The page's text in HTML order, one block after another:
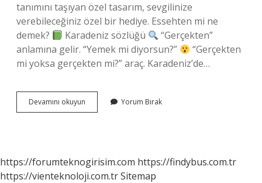
tanımını taşıyan özel tasarım, sevgilinize
verebileceğiniz özel bir hediye. Essehten mi ne
demek?
Karadeniz sözlüğü
“Gerçekten”
anlamına gelir. “Yemek mi diyorsun?”
“Gerçekten
mi yoksa gerçekten mi?” araç. Karadeniz’de…
Devamını okuyun Karadenizde
Uhey
Yorum Bırak
https://forumteknogirisim.com https://findybus.com.tr
https://vienteknoloji.com.trSitemap